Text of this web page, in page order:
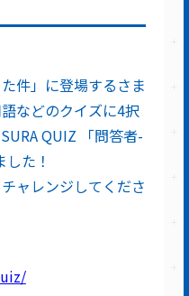
件」に登場するさま
などのクイズに4択
QUIZ 「問答者-
た！
ャレンジしてくださ